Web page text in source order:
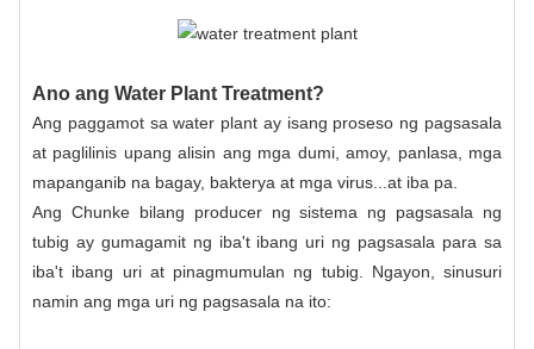
Ano ang Water Plant Treatment?
Ang paggamot sa water plant ay isang proseso ng pagsasala
at paglilinis upang alisin ang mga dumi, amoy, panlasa, mga
mapanganib na bagay, bakterya at mga virus...at iba pa.
Ang Chunke bilang producer ng sistema ng pagsasala ng
tubig ay gumagamit ng iba't ibang uri ng pagsasala para sa
iba't ibang uri at pinagmumulan ng tubig. Ngayon, sinusuri
namin ang mga uri ng pagsasala na ito: